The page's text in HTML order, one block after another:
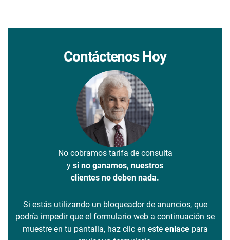
Contáctenos Hoy
No cobramos tarifa de consulta
y si no ganamos, nuestros
clientes no deben nada.
Si estás utilizando un bloqueador de anuncios, que
podría impedir que el formulario web a continuación se
muestre en tu pantalla, haz clic en este enlacepara